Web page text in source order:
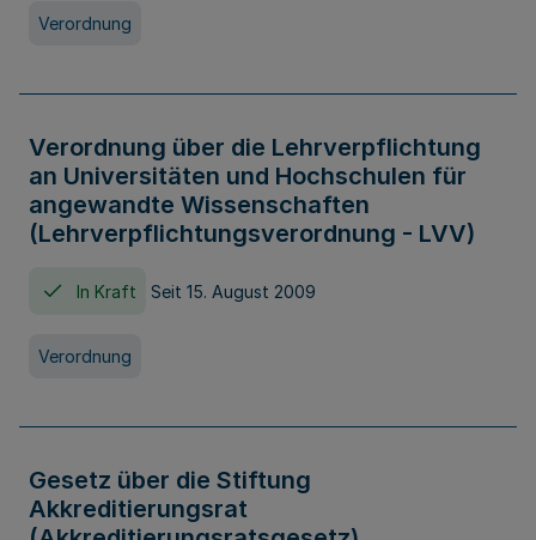
Verordnung
Verordnung über die Lehrverpflichtung
an Universitäten und Hochschulen für
angewandte Wissenschaften
(Lehrverpflichtungsverordnung - LVV)
In Kraft Seit 15. August 2009
Verordnung
Gesetz über die Stiftung
Akkreditierungsrat